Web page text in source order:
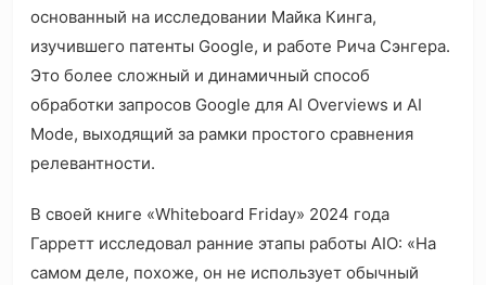
основанный на исследовании Майка Кинга,
изучившего патенты Google, и работе Рича Сэнгера.
Это более сложный и динамичный способ
обработки запросов Google для AI Overviews и AI
Mode, выходящий за рамки простого сравнения
релевантности.
В своей книге «Whiteboard Friday» 2024 года
Гарретт исследовал ранние этапы работы AIO: «На
самом деле, похоже, он не использует обычный